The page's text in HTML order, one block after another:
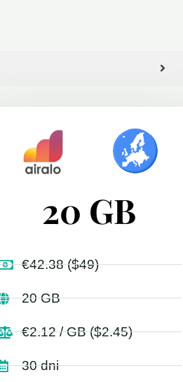
20 GB
€42.38 ($49)
20 GB
€2.12 / GB ($2.45)
30 dni